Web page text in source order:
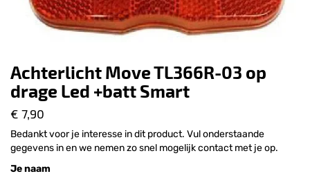
Achterlicht Move TL366R-03 op
drage Led +batt Smart
€ 7,90
Bedankt voor je interesse in dit product. Vul onderstaande
gegevens in en we nemen zo snel mogelijk contact met je op.
Je naam